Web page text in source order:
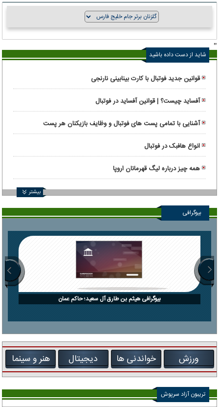
"
شاید از دست داده باشید
قوانین جدید فوتبال با کارت بینابینی نارنجی
آفساید چیست؟ | قوانین آفساید در فوتبال
آشنایی با تمامی پست های فوتبال و وظایف بازیکنان هر پست
انواع هافبک در فوتبال
همه چیز درباره لیگ قهرمانان اروپا
بیشتر
بیوگرافی
بیوگرافی هیثم بن طارق آل سعید؛ حاکم عمان
ورزش خواندنی ها دیجیتال هنر و سینما
تریبون آزاد سرپوش